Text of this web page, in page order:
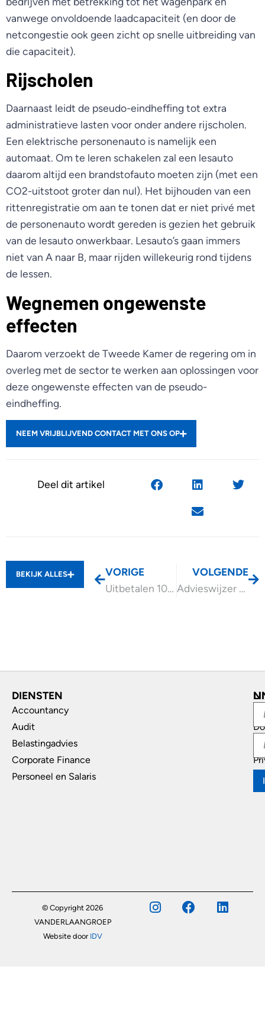
vanwege onvoldoende laadcapaciteit (en door de
netcongestie ook geen zicht op snelle uitbreiding van
die capaciteit).
Rijscholen
Daarnaast leidt de pseudo-eindheffing tot extra
administratieve lasten voor onder andere rijscholen.
Een elektrische personenauto is namelijk een
automaat. Om te leren schakelen zal een lesauto
daarom altijd een brandstofauto moeten zijn (met een
CO2-uitstoot groter dan nul). Het bijhouden van een
rittenregistratie om aan te tonen dat er niet privé met
de personenauto wordt gereden is gezien het gebruik
van de lesauto onwerkbaar. Lesauto’s gaan immers
niet van A naar B, maar rijden willekeurig rond tijdens
de lessen.
Wegnemen ongewenste
effecten
Daarom verzoekt de Tweede Kamer de regering om in
overleg met de sector te werken aan oplossingen voor
deze ongewenste effecten van de pseudo-
eindheffing.
NEEM VRIJBLIJVEND CONTACT MET ONS OP
Deel dit artikel
BEKIJK ALLES
VORIGE
Uitbetalen 10% pensioen ineens pas vanaf 1 januari 2029
VOLGENDE
Advieswijzer Echtscheiding en uw bedrijf
DIENSTEN
Accountancy
Audit
Belastingadvies
Corporate Finance
Personeel en Salaris
© Copyright 2026
VANDERLAANGROEP
Website door IDV